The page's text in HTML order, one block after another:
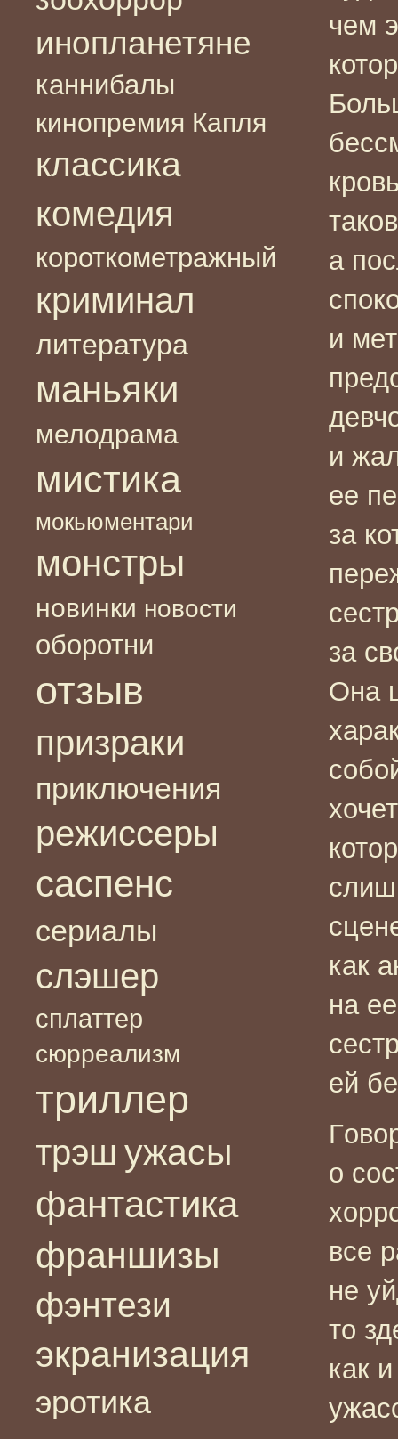
инопланетяне
каннибалы
кинопремия Капля
классика
комедия
короткометражный
криминал
литература
маньяки
мелодрама
мистика
мокьюментари
монстры
новинки новости
оборотни
отзыв
призраки
приключения
режиссеры
саспенс
сериалы
слэшер
сплаттер
сюрреализм
триллер
трэш ужасы
фантастика
франшизы
фэнтези
экранизация
эротика
чем
а
и
и
ее
за
за
Она
как
на
ей
Г
о
все
не
то
как